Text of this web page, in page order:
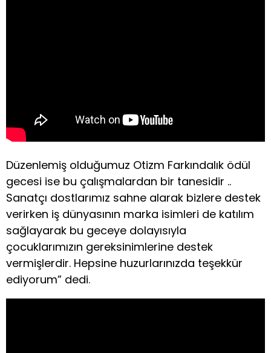
Düzenlemiş olduğumuz Otizm Farkındalık ödül
gecesi ise bu çalışmalardan bir tanesidir ..
Sanatçı dostlarımız sahne alarak bizlere destek
verirken iş dünyasının marka isimleri de katılım
sağlayarak bu geceye dolayısıyla
çocuklarımızın gereksinimlerine destek
vermişlerdir. Hepsine huzurlarınızda teşekkür
ediyorum” dedi.